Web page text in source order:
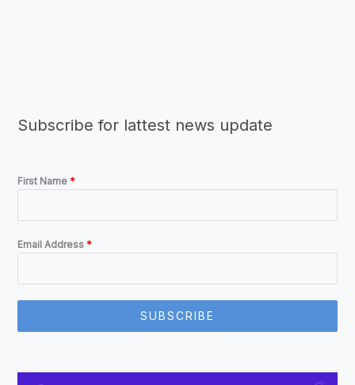
Subscribe for lattest news update
First Name *
Email Address *
SUBSCRIBE